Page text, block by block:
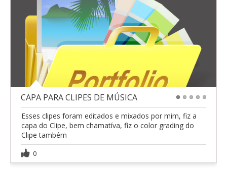
CAPA PARA CLIPES DE MÚSICA
Esses clipes foram editados e mixados por mim, fiz a
capa do Clipe, bem chamatíva, fiz o color grading do
Clipe também
0